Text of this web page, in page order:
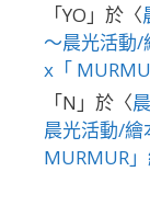
「YO 」於〈
～晨光活動/
x「
「N 」於〈
晨光活動/
MURMUR」